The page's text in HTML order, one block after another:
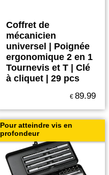
Coffret de
mécanicien
universel | Poignée
ergonomique 2 en 1
Tournevis et T | Clé
à cliquet | 29 pcs
€ 89.99
Pour atteindre vis en
profondeur